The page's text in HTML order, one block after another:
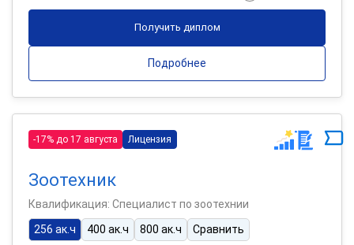
Получить диплом
Подробнее
-17% до 17 августа Лицензия
Зоотехник
Квалификация: Специалист по зоотехнии
256 ак.ч
400 ак.ч 800 ак.ч Сравнить